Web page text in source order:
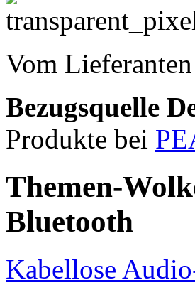
Vom
Bezugsquelle
Produkte bei
Themen-
Bluetooth
Kabellose